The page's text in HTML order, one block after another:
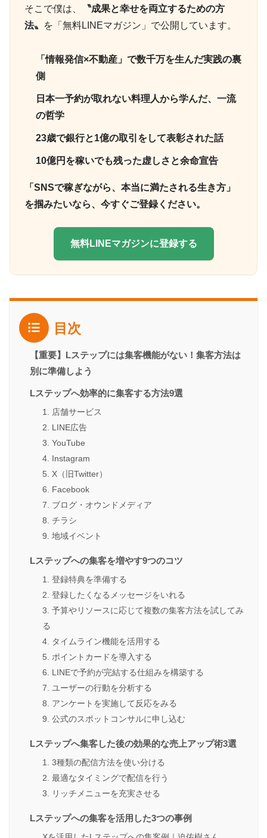
そこで僕は、
〝成果と幸せを両立するための方
法〟
を「無料LINEマガジン」で公開しています。
「情報発信×不動産」で数千万を生んだ実践の裏
側
日本一予約が取れない料理人から学んだ、一流
の哲学
23歳で銀行と1億の取引をして表彰された話
10億円を稼いでも残った虚しさと余命宣告
「SNSで稼ぎながら、本当に満たされる生き方」
を掴みたいなら、今すぐご登録ください。
無料LINEマガジンに登録する
目次
【重要】Lステップには集客機能がない！集客方法は
別に準備しよう
Lステップへ効率的に集客する方法9選
1. 店舗サービス
2. LINE広告
3. YouTube
4. Instagram
5. X（旧Twitter）
6. Facebook
7. ブログ・オウンドメディア
8. チラシ
9. 地域イベント
Lステップへの集客を増やす9つのコツ
1. 登録特典を準備する
2. 登録したくなるメッセージをいれる
3. 予算やリソースに応じて複数の集客方法を試してみ
る
4. タイムライン機能を活用する
5. ポイントカードを導入する
6. LINEで予約が完結する仕組みを構築する
7. ユーザーの行動を分析する
8. アンケートを実施して反応をみる
9. 公式のスポットコンサルに申し込む
Lステップへ集客した後の効果的な売上アップ術3選
1. 3種類の配信方法を使い分ける
2. 最適なタイミングで配信を行う
3. リッチメニューを充実させる
Lステップへの集客を活用した3つの事例